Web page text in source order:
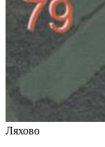
Ляхово